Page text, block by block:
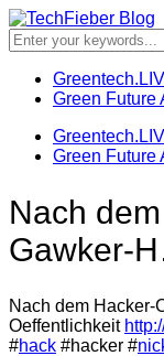
Green Future
Green Future
Nach
Gawker-
Nach dem Hacker-
Oeffentlichkeit
#hack #hacker #